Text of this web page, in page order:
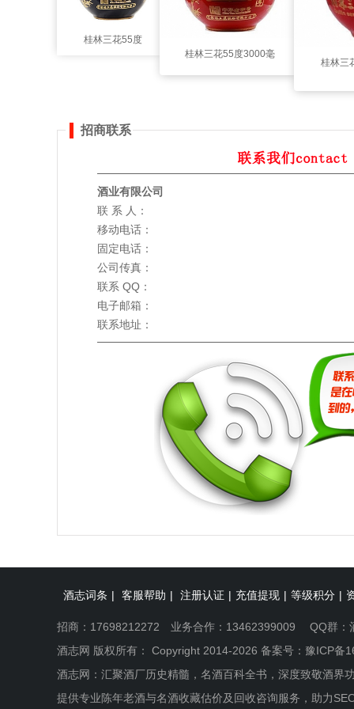
桂林三花55度
桂林三花55度3000毫
桂林三
招商联系
酒业有限公司
联 系 人：
移动电话：
固定电话：
公司传真：
联系 QQ：
电子邮箱：
联系地址：
酒志词条 | 客服帮助 | 注册认证 | 充值提现 | 等级积分 |
招商：17698212272 业务合作：13462399009 QQ群：
酒志网 版权所有： Copyright 2014-2026 备案号： 豫ICP备
酒志网：汇聚酒厂历史精髓，名酒百科全书，深度致敬酒界
提供专业陈年老酒与名酒收藏估价及回收咨询服务，助力